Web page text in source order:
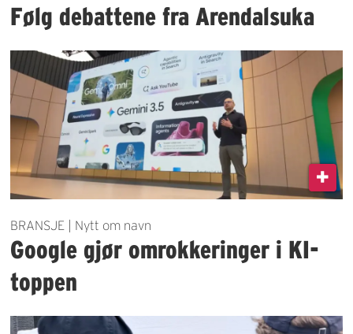
Følg debattene fra Arendalsuka
BRANSJE | Nytt om navn
Google gjør omrokkeringer i KI-
toppen